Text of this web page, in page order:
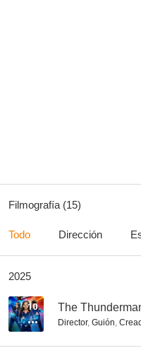
6.4
Filmografía (15)
Todo Dirección
2025
10 The
Director, Guión,